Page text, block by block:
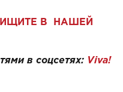
В НАШЕЙ
в соцсетях: Viva!